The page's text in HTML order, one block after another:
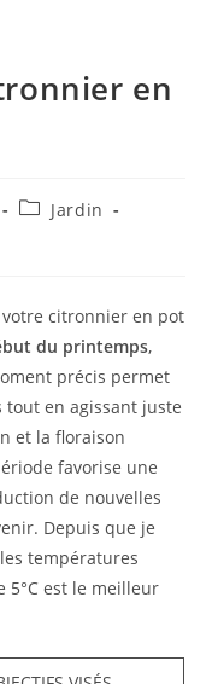
en
Jardin
citronnier en pot
du printemps,
précis permet
tout en agissant juste
et la floraison
favorise une
de nouvelles
Depuis que je
températures
5°C est le meilleur